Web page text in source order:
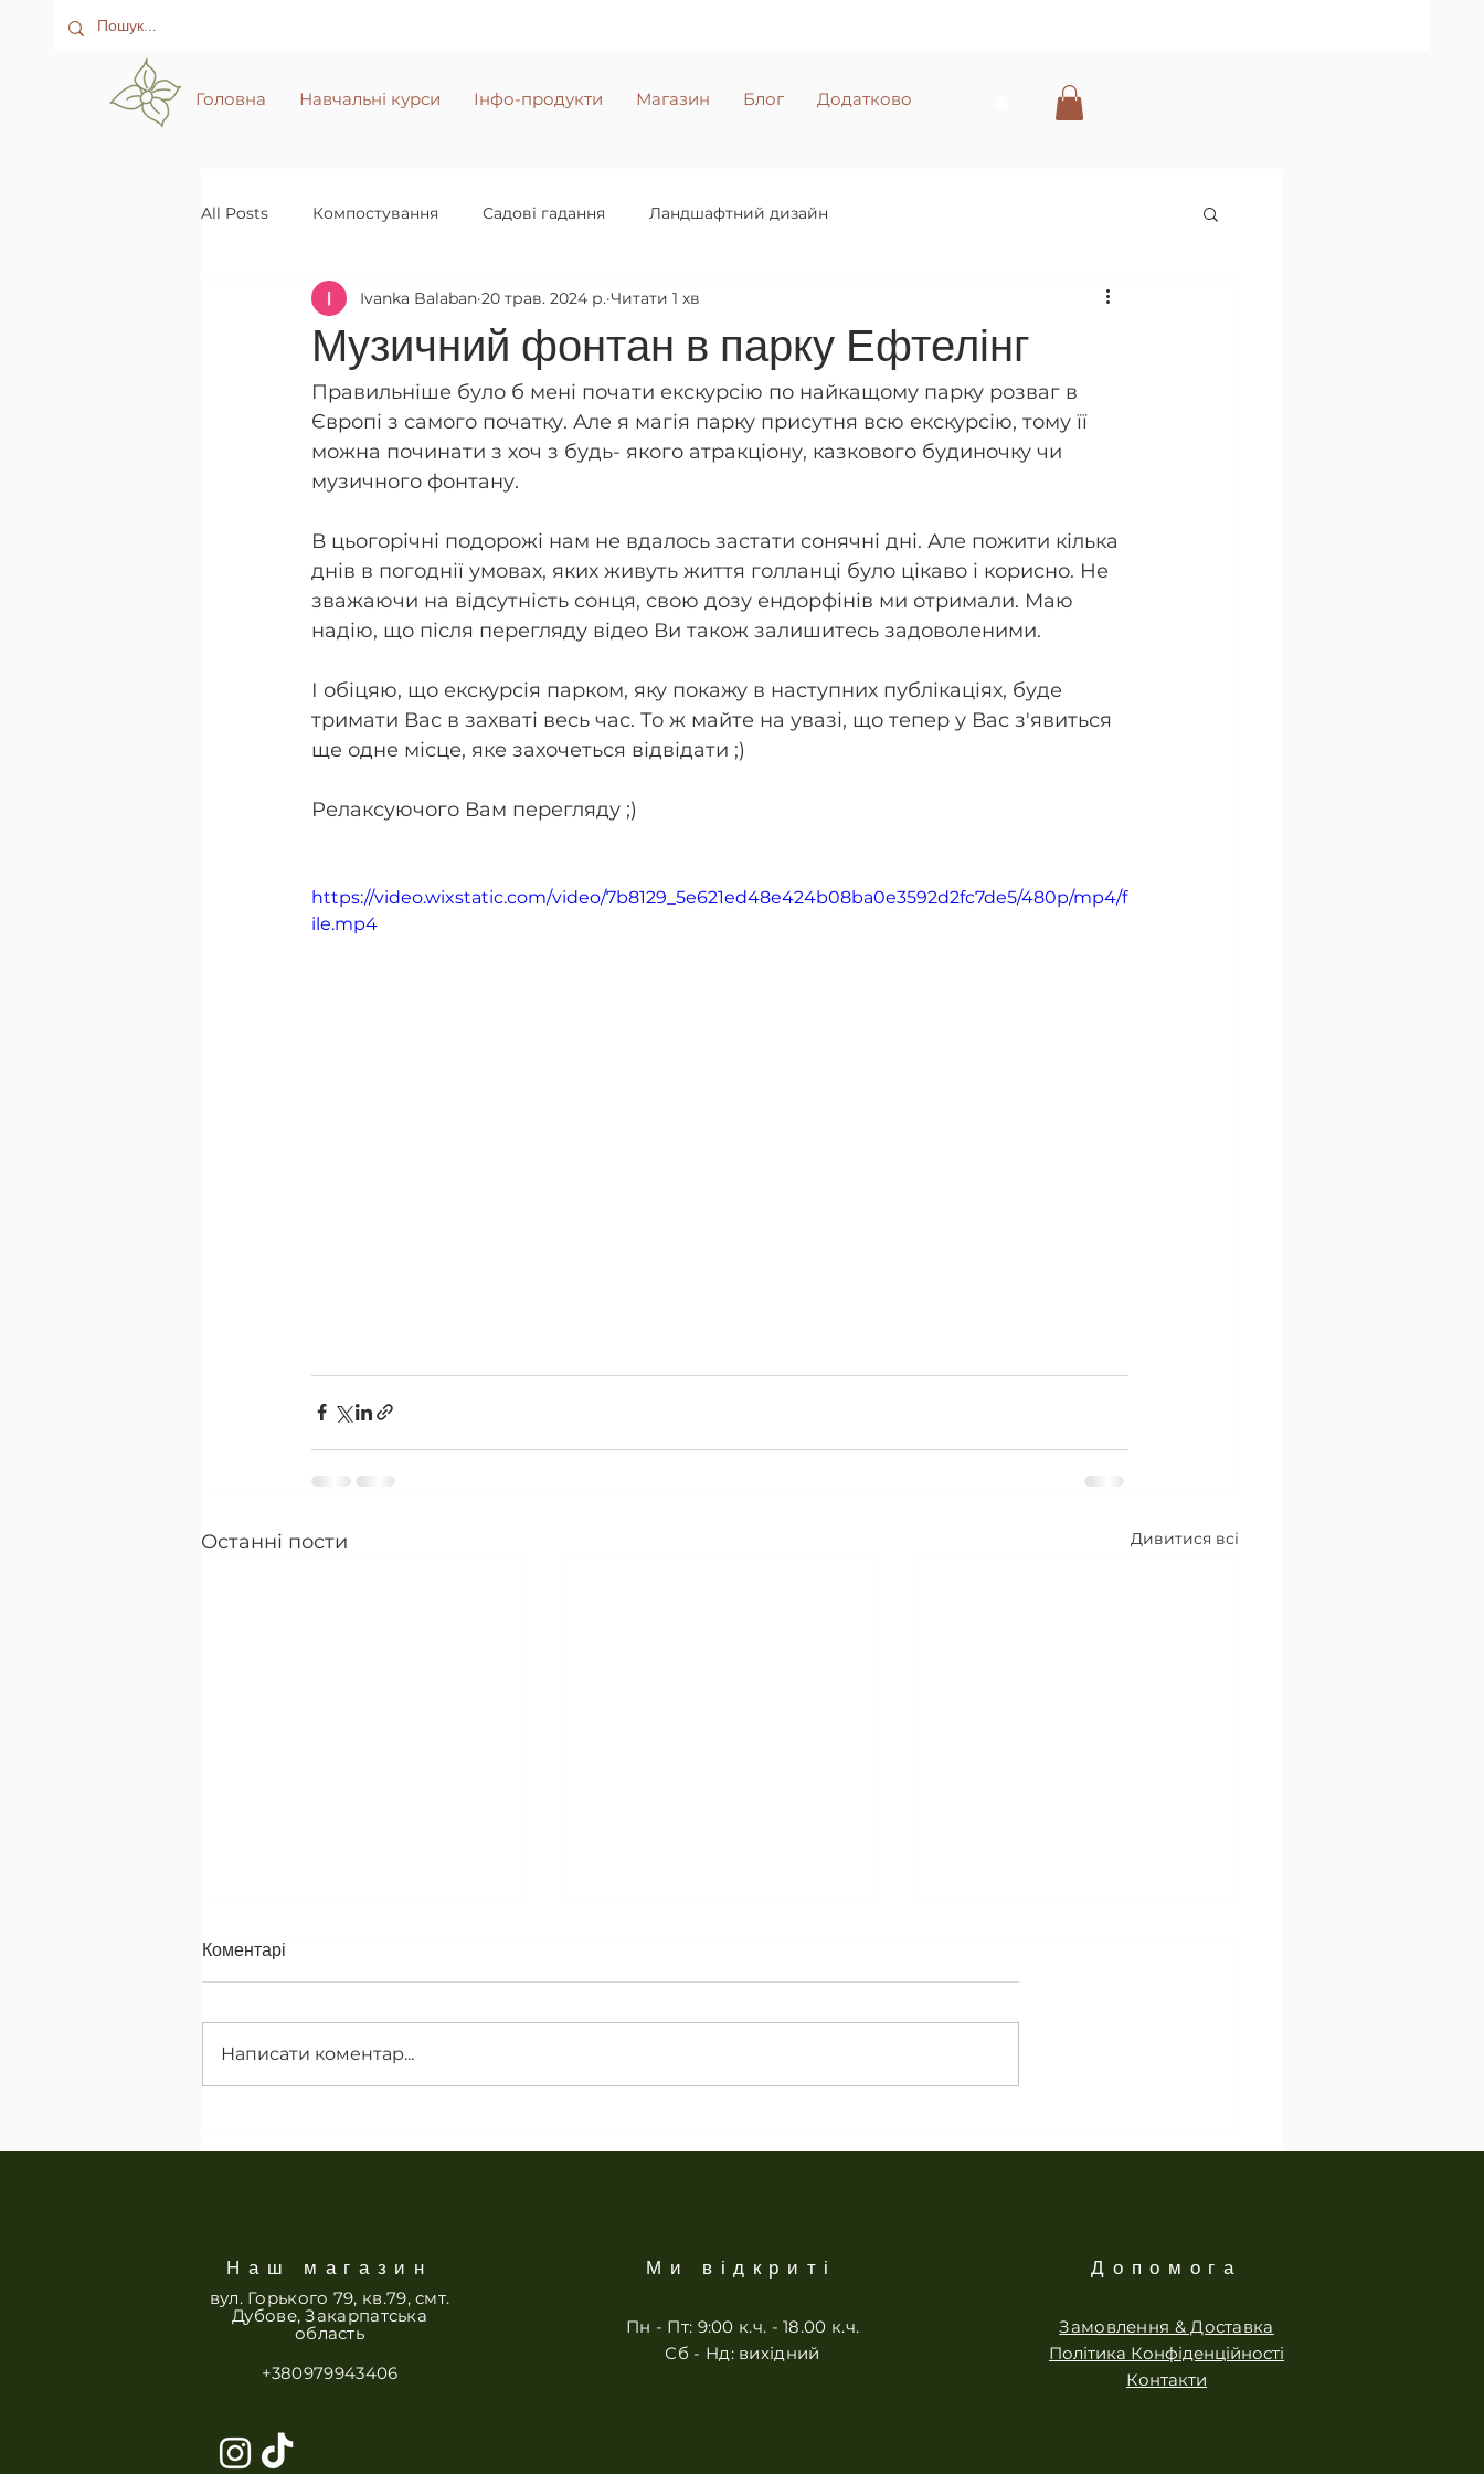
Головна Навчальні курси Інфо-продукти Магазин Блог Додатково
All Posts Компостування Садові гадання Ландшафтний дизайн
Музичний фонтан в парку Ефтелінг
Ivanka Balaban 20 трав. 2024 р. Читати 1 хв
Правильніше було б мені почати екскурсію по найкащому парку розваг в
Європі з самого початку. Але я магія парку присутня всю екскурсію, тому її
можна починати з хоч з будь- якого атракціону, казкового будиночку чи
музичного фонтану.
В цьогорічні подорожі нам не вдалось застати сонячні дні. Але пожити кілька
днів в погоднії умовах, яких живуть життя голланці було цікаво і корисно. Не
зважаючи на відсутність сонця, свою дозу ендорфінів ми отримали. Маю
надію, що після перегляду відео Ви також залишитесь задоволеними.
І обіцяю, що екскурсія парком, яку покажу в наступних публікаціях, буде
тримати Вас в захваті весь час. То ж майте на увазі, що тепер у Вас з'явиться
ще одне місце, яке захочеться відвідати ;)
Релаксуючого Вам перегляду ;)
https://video.wixstatic.com/video/7b8129_5e621ed48e424b08ba0e3592d2fc7de5/480p/mp4/f
ile.mp4
Останні пости Дивитися всі
Що з туями?
Коментарі
Написати коментар...
Наш магазин
вул. Горького 79, кв.79, смт.
Дубове, Закарпатська
область
+380979943406
Ми відкриті
Пн - Пт: 9:00 к.ч. - 18.00 к.ч.
Сб - Нд: вихідний
Допомога
Замовлення & Доставка
Політика Конфіденційності
Контакти